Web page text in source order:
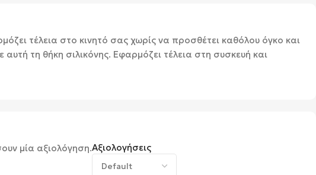
τέλεια στο κινητό σας χωρίς να προσθέτει καθόλου όγκο και
τη θήκη σιλικόνης. Εφαρμόζει τέλεια στη συσκευή και
Αξιολογήσεις
μία αξιολόγηση.